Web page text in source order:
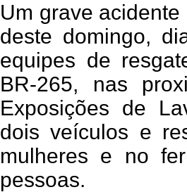
Um grave
deste domingo,
equipes de
BR-265, nas
Exposições de
dois veículos e
mulheres e no
pessoas.